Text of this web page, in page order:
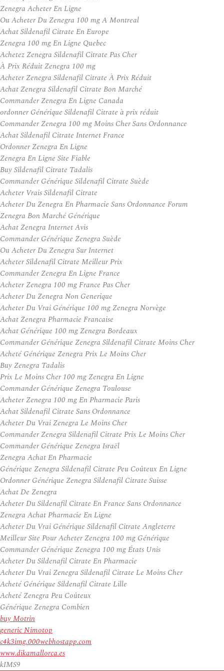
Zenegra Acheter En Ligne
Ou Acheter Du Zenegra 100 mg A Montreal
Achat Sildenafil Citrate En Europe
Zenegra 100 mg En Ligne Quebec
Achetez Zenegra Sildenafil Citrate Pas Cher
À Prix Réduit Zenegra 100 mg
Acheter Zenegra Sildenafil Citrate À Prix Réduit
Achat Zenegra Sildenafil Citrate Bon Marché
Commander Zenegra En Ligne Canada
ordonner Générique Sildenafil Citrate à prix réduit
Commander Zenegra 100 mg Moins Cher Sans Ordonnance
Achat Sildenafil Citrate Internet France
Ordonner Zenegra En Ligne
Zenegra En Ligne Site Fiable
Buy Sildenafil Citrate Tadalis
Commander Générique Sildenafil Citrate Suède
Acheter Vrais Sildenafil Citrate
Acheter Du Zenegra En Pharmacie Sans Ordonnance Forum
Zenegra Bon Marché Générique
Achat Zenegra Internet Avis
Commander Générique Zenegra Suède
Ou Acheter Du Zenegra Sur Internet
Acheter Sildenafil Citrate Meilleur Prix
Commander Zenegra En Ligne France
Acheter Zenegra 100 mg France Pas Cher
Acheter Du Zenegra Non Generique
Acheter Du Vrai Générique 100 mg Zenegra Norvège
Achat Zenegra Pharmacie Francaise
Achat Générique 100 mg Zenegra Bordeaux
Commander Générique Zenegra Sildenafil Citrate Moins Cher
Acheté Générique Zenegra Prix Le Moins Cher
Buy Zenegra Tadalis
Prix Le Moins Cher 100 mg Zenegra En Ligne
Commander Générique Zenegra Toulouse
Acheter Zenegra 100 mg En Pharmacie Paris
Achat Sildenafil Citrate Sans Ordonnance
Acheter Du Vrai Zenegra Le Moins Cher
Commander Zenegra Sildenafil Citrate Prix Le Moins Cher
Commander Générique Zenegra Israël
Zenegra Achat En Pharmacie
Générique Zenegra Sildenafil Citrate Peu Coûteux En Ligne
Ordonner Générique Zenegra Sildenafil Citrate Suisse
Achat De Zenegra
Acheter Du Sildenafil Citrate En France Sans Ordonnance
Zenegra Achat Pharmacie En Ligne
Acheter Du Vrai Générique Sildenafil Citrate Angleterre
Meilleur Site Pour Acheter Zenegra 100 mg Générique
Commander Générique Zenegra 100 mg États Unis
Acheter Du Sildenafil Citrate En Pharmacie
Acheter Du Vrai Zenegra Sildenafil Citrate Le Moins Cher
Acheté Générique Sildenafil Citrate Lille
Acheté Zenegra Peu Coûteux
Générique Zenegra Combien
buy Motrin
generic Nimotop
c4k3img.000webhostapp.com
www.dikamallorca.es
kIMS9